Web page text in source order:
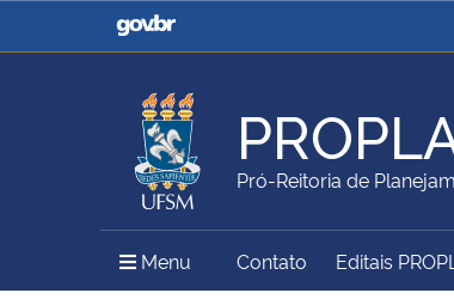
Casa Civil
Ministério da
Ministério da Agricultura,
Pecuária e Abastecimento
Ministério da
Ministério do Meio Ambiente Ministério do
Pró-Reitoria de
Menu Menu Principal do Sítio
Contato Editais